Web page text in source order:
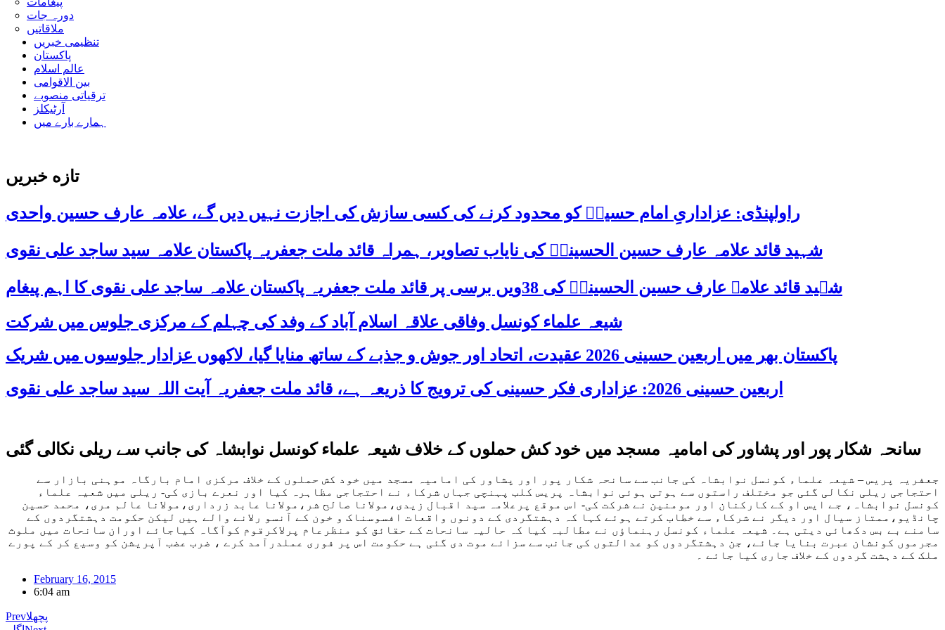
دورہ جات
ملاقاتیں
تنظیمی خبریں
پاکستان
عالم اسلام
بین الاقوامی
ترقیاتی منصوبے
آرٹیکلز
ہمارے بارے میں
تازه خبریں
راولپنڈی: عزاداریِ امام حسینؑ کو محدود کرنے کی کسی سازش کی اجازت نہیں دیں گے، علامہ عارف حسین واحدی
شہید قائد علامہ عارف حسین الحسینیؒ کی نایاب تصاویر، ہمراہ قائد ملت جعفریہ پاکستان علامہ سید ساجد علی نقوی
شہید قائد علامہ عارف حسین الحسینیؒ کی 38ویں برسی پر قائد ملت جعفریہ پاکستان علامہ ساجد علی نقوی کا اہم پیغام
شیعہ علماء کونسل وفاقی علاقہ اسلام آباد کے وفد کی چہلم کے مرکزی جلوس میں شرکت
پاکستان بھر میں اربعین حسینی 2026 عقیدت، اتحاد اور جوش و جذبے کے ساتھ منایا گیا، لاکھوں عزادار جلوسوں میں شریک
اربعین حسینی 2026: عزاداری فکر حسینی کی ترویج کا ذریعہ ہے، قائد ملت جعفریہ آیت اللہ سید ساجد علی نقوی
سانحہ شکار پور اور پشاور کی امامیہ مسجد میں خود کش حملوں کے خلاف شیعہ علماء کونسل نوابشاہ کی جانب سے ریلی نکالی گئی
جعفریہ پریس – شیعہ علماء کونسل نوابشاہ کی جانب سے سانحہ شکار پور اور پشاور کی امامیہ مسجد میں خود کش حملوں کے خلاف مرکزی امام بارگاہ موہنی بازار سے
احتجاجی ریلی نکالی گئی جو مختلف راستوں سے ہوتی ہوئی نوابشاہ پریس کلب پہنچی جہاں شرکاء نے احتجاجی مظاہرہ کیا اور نعرے بازی کی- ریلی میں شعیہ علماء
کونسل نوابشاہ، جے ایس او کے کارکنان اور مومنین نے شرکت کی- اس موقع پرعلامہ سید اقبال زیدی،مولانا صالح شر،مولانا عابد زرداری،مولانا عالم مری، محمد حسین
چانڈیو،ممتاز سیال اور دیگر نے شرکاء سے خطاب کرتے ہوئے کہا کہ دہشتگردی کے دونوں واقعات افسوسناک و خون کے آنسو رلانے والے ہیں لیکن حکومت دہشتگردوں کے
سامنے بے بس دکھائی دیتی ہے۔ شیعہ علماء کونسل رہنماؤں نے مطالبہ کیا کہ حالیہ سانحات کے حقائق کو منظرعام پرلاکرقوم کوآگاہ کیاجائے اوران سانحات میں ملوث
مجرموں کونشان عبرت بنایا جائے، جن دہشتگردوں کو عدالتوں کی جانب سے سزائے موت دی گئی ہے حکومت اس پر فوری عملدرآمد کرے ، ضرب عضب آپریشن کو وسیع کر کے پورے
ملک کے دہشت گردوں کے خلاف جاری کیا جائے ۔
February 16, 2015
6:04 am
Prevپچھلا